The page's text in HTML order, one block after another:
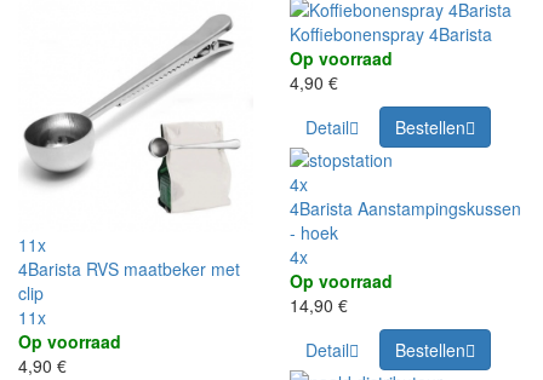
11x
4Barista RVS maatbeker met
clip
11x
Op voorraad
4,90 €
Koffiebonenspray 4Barista
Op voorraad
4,90 €
Detail
Bestellen
4x
4Barista Aanstampingskussen
- hoek
4x
Op voorraad
14,90 €
Detail
Bestellen